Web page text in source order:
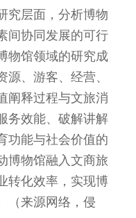
究层面，分析博物
间协同发展的可行
物馆领域的研究成
、游客、经营、
阐释过程与文旅消
务效能、破解讲解
功能与社会价值的
博物馆融入文商旅
转化效率，实现博
（来源网络，侵